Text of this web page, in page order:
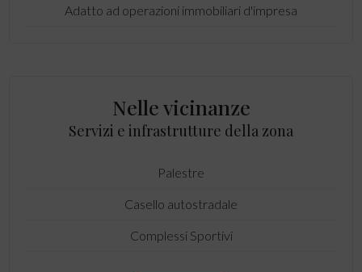
Adatto ad operazioni immobiliari d'impresa
Nelle vicinanze
Servizi e infrastrutture della zona
Palestre
Casello autostradale
Complessi Sportivi